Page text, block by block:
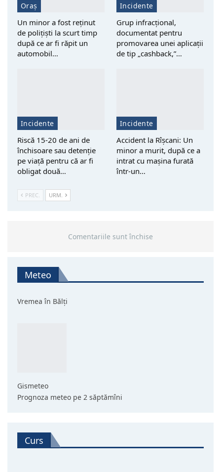
Oraș
Un minor a fost reţinut
de polițiști la scurt timp
după ce ar fi răpit un
automobil…
Incidente
Grup infracțional,
documentat pentru
promovarea unei aplicații
de tip „cashback,”…
Incidente
Riscă 15-20 de ani de
închisoare sau detenție
pe viață pentru că ar fi
obligat două…
Incidente
Accident la Rîșcani: Un
minor a murit, după ce a
intrat cu mașina furată
într-un…
PREC. URM.
Comentariile sunt închise
Meteo
Vremea în Bălți
Gismeteo
Prognoza meteo pe 2 săptămîni
Curs